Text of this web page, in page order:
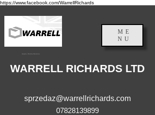
https://www.facebook.com/WarrellRichards
Anglia, Wielka Brytania
ME
NU
WARRELL RICHARDS LTD
sprzedaz@warrellrichards.com
07828139899